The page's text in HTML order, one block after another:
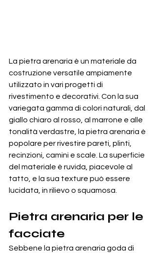
La pietra arenaria è un materiale da
costruzione versatile ampiamente
utilizzato in vari progetti di
rivestimento e decorativi. Con la sua
variegata gamma di colori naturali, dal
giallo chiaro al rosso, al marrone e alle
tonalità verdastre, la pietra arenaria è
popolare per rivestire pareti, plinti,
recinzioni, camini e scale. La superficie
del materiale è ruvida, piacevole al
tatto, e la sua texture può essere
lucidata, in rilievo o squamosa.
Pietra arenaria per le
facciate
Sebbene la pietra arenaria goda di